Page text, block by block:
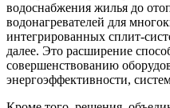
водоснабжения жилья до
водонагревателей для
интегрированных сплит-
далее. Это расширение
совершенствованию
энергоэффективности,